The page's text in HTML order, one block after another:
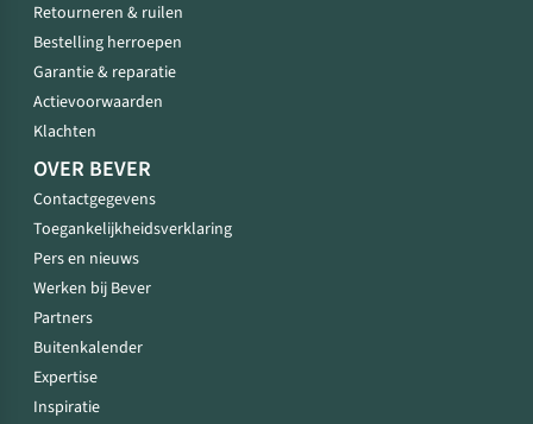
Retourneren & ruilen
Bestelling herroepen
Garantie & reparatie
Actievoorwaarden
Klachten
OVER BEVER
Contactgegevens
Toegankelijkheidsverklaring
Pers en nieuws
Werken bij Bever
Partners
Buitenkalender
Expertise
Inspiratie